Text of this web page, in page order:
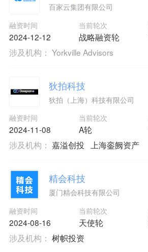
百家云集团有限公司
融资时间
2024-12-12
当前轮次
战略融资轮
涉及机构： Yorkville Advisors
狄拍科技
狄拍（上海）科技有限公司
融资时间
2024-11-08
当前轮次
A轮
涉及机构： 嘉溢创投 上海銮阙资产
精会科技
厦门精会科技有限公司
融资时间
2024-08-16
当前轮次
天使轮
涉及机构： 树帜投资